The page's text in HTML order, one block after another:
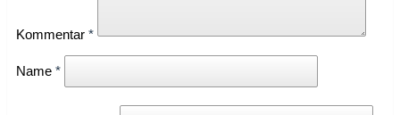
Kommentar *
Name *